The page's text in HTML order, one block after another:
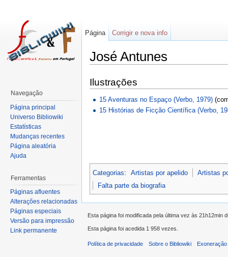
José Antunes
Ilustrações
15 Aventuras no Espaço (Verbo, 1979)
15 Histórias de Ficção Científica (Verbo,
Categorias: Artistas por apelido
Artistas
Falta parte da biografia
Página Corrigir e nova info
Navegação
Página principal
Universo Bibliowiki
Estatísticas
Mudanças recentes
Página aleatória
Ajuda
Ferramentas
Páginas afluentes
Alterações relacionadas
Páginas especiais
Versão para impressão
Link permanente
Esta página foi modificada pela última vez às 21h12min
Esta página foi acedida 1 958 vezes.
Política de privacidade Sobre o Bibliowiki